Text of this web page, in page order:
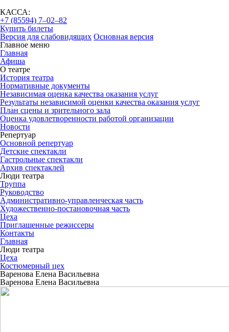
КАССА:
+7 (85594) 7‒02‒82
Купить билеты
Версия для слабовидящих Основная версия
Главное меню
Главная
Афиша
О театре
История театра
Нормативные документы
Независимая оценка качества оказания услуг
Результаты независимой оценки качества оказания услуг
План сцены и зрительного зала
Оценка удовлетворенности работой организации
Новости
Репертуар
Основной репертуар
Детские спектакли
Гастрольные спектакли
Архив спектаклей
Люди театра
Труппа
Руководство
Административно-управленческая часть
Художественно-постановочная часть
Цеха
Приглашенные режиссеры
Контакты
Главная
Люди театра
Цеха
Костюмерный цех
Варенова Елена Васильевна
Варенова Елена Васильевна